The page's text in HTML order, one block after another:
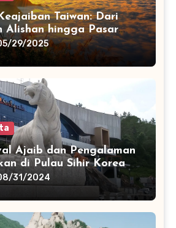
Taiwan: Dari
Alishan hingga Pasar
29/2025
Ajaib dan Pengalaman
di Pulau Sihir Korea
31/2024